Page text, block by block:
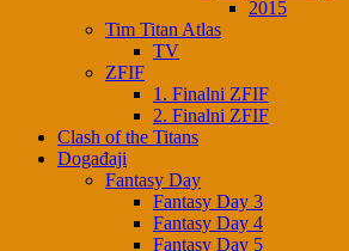
2015
Tim Titan Atlas
TV
ZFIF
1. Finalni ZFIF
2. Finalni ZFIF
Clash of the Titans
Događaji
Fantasy Day
Fantasy Day 3
Fantasy Day 4
Fantasy Day 5